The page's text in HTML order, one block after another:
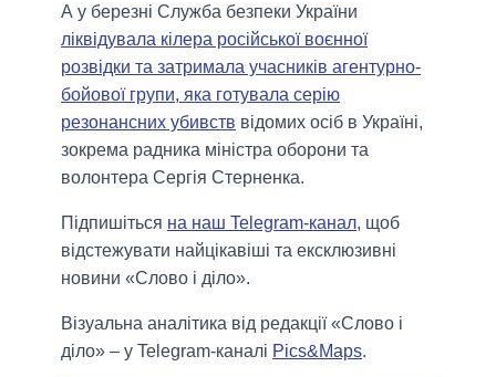
А у березні Служба безпеки України
ліквідувала кілера російської воєнної
розвідки та затримала учасників агентурно-
бойової групи, яка готувала серію
резонансних убивств відомих осіб в Україні,
зокрема радника міністра оборони та
волонтера Сергія Стерненка.
Підпишіться на наш Telegram-канал, щоб
відстежувати найцікавіші та ексклюзивні
новини «Слово і діло».
Візуальна аналітика від редакції «Слово і
діло» – у Telegram-каналі Pics&Maps.